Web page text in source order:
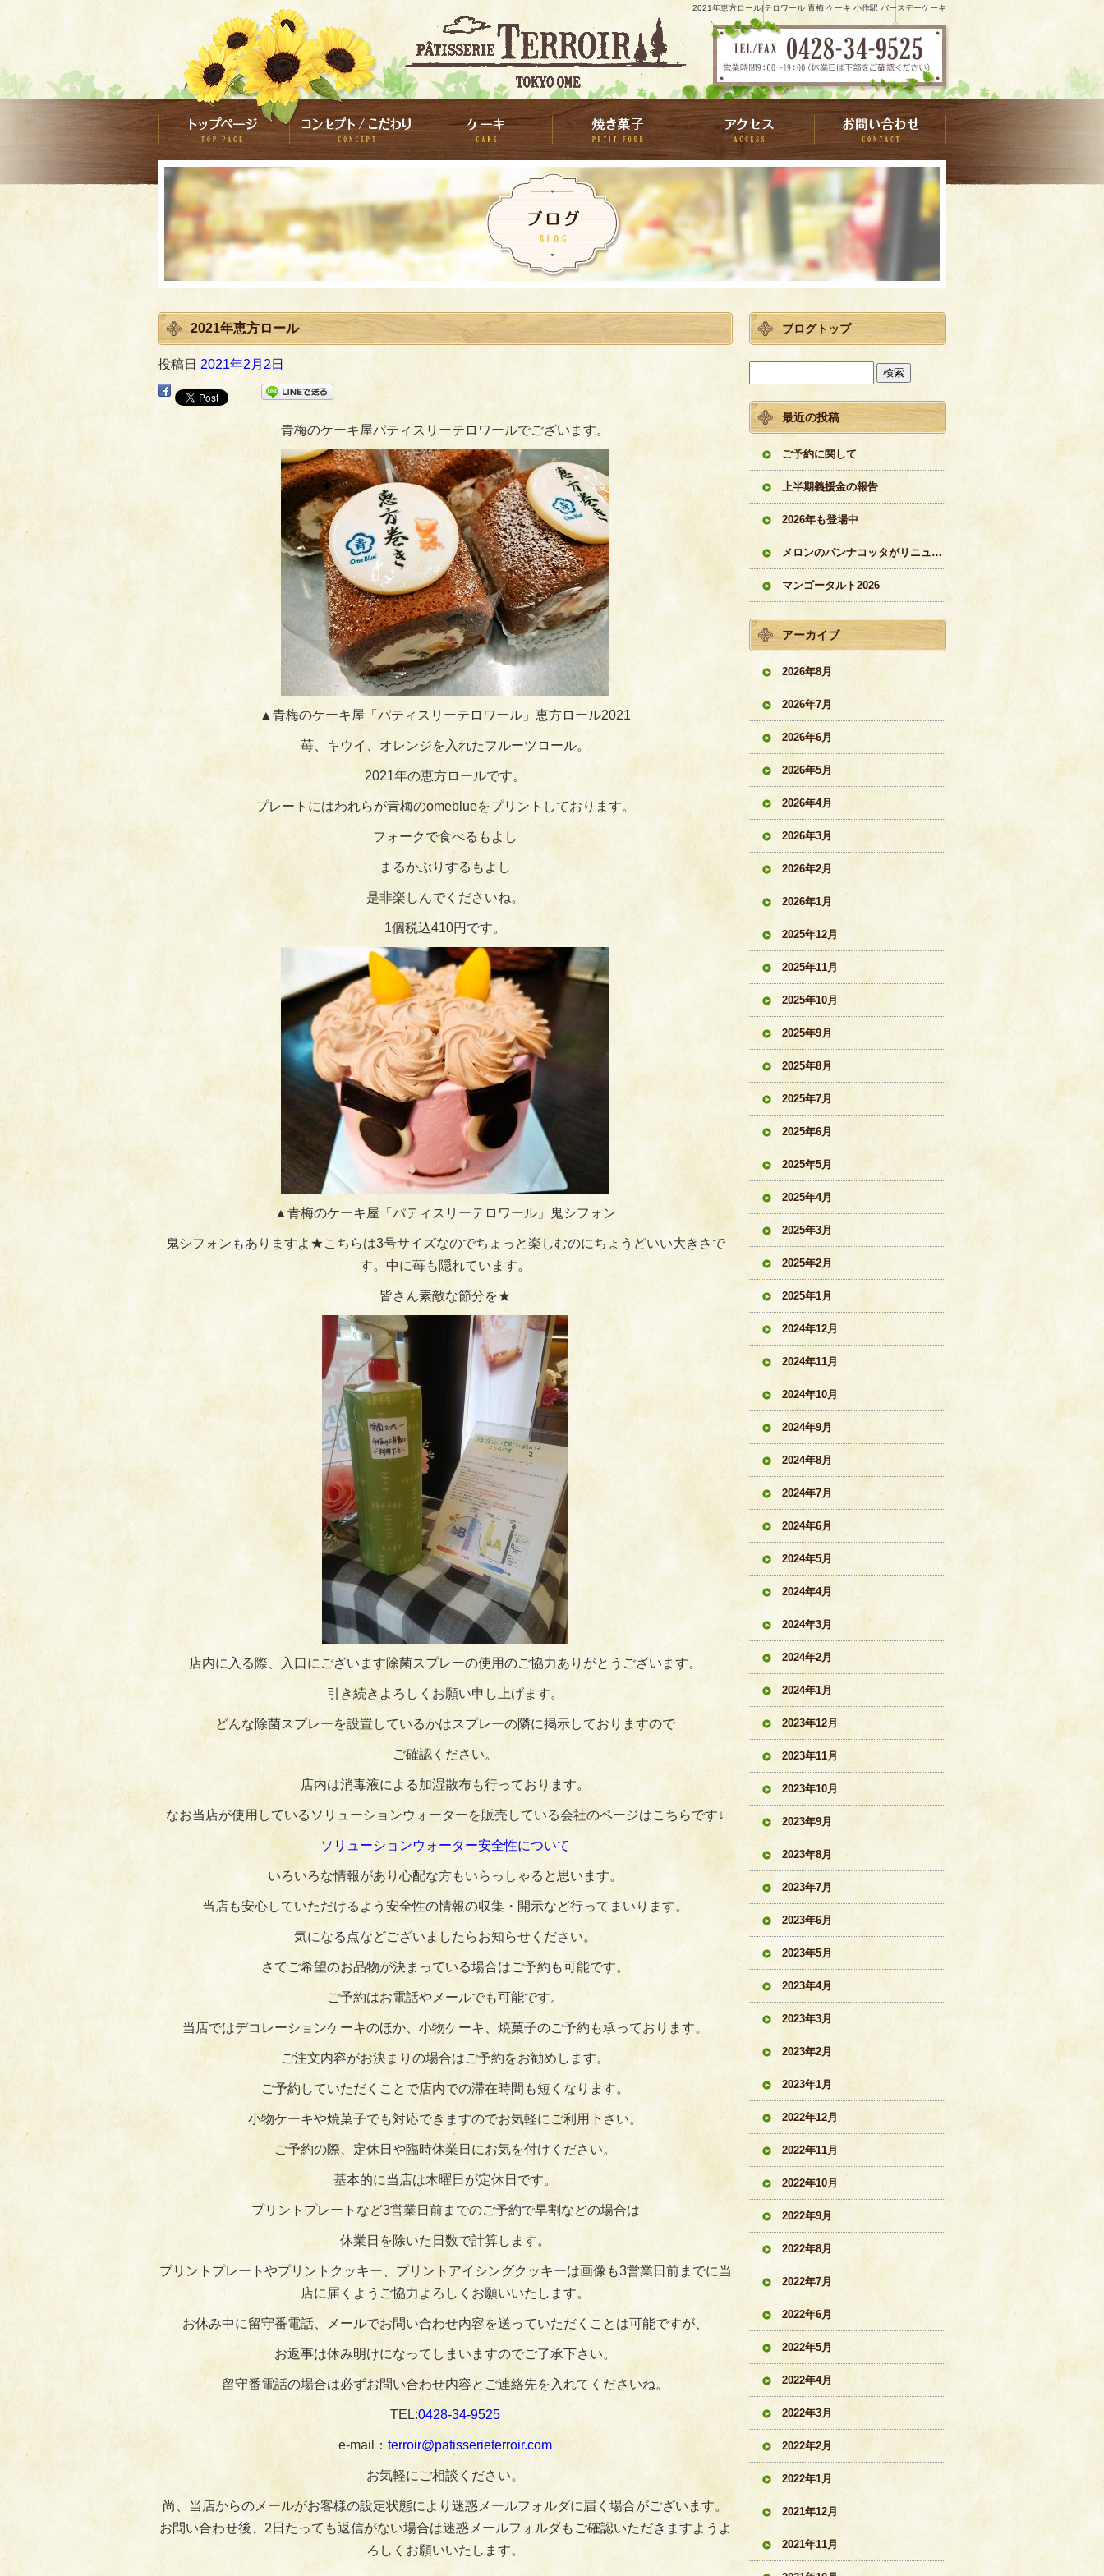
2021年恵方ロール|テロワール 青梅 ケーキ 小作駅 バースデーケーキ
2021年恵方ロール
投稿日 2021年2月2日
青梅のケーキ屋パティスリーテロワールでございます。
▲青梅のケーキ屋「パティスリーテロワール」恵方ロール2021
苺、キウイ、オレンジを入れたフルーツロール。
2021年の恵方ロールです。
プレートにはわれらが青梅のomeblueをプリントしております。
フォークで食べるもよし
まるかぶりするもよし
是非楽しんでくださいね。
1個税込410円です。
▲青梅のケーキ屋「パティスリーテロワール」鬼シフォン
鬼シフォンもありますよ★こちらは3号サイズなのでちょっと楽しむのにちょうどいい大きさで
す。中に苺も隠れています。
皆さん素敵な節分を★
店内に入る際、入口にございます除菌スプレーの使用のご協力ありがとうございます。
引き続きよろしくお願い申し上げます。
どんな除菌スプレーを設置しているかはスプレーの隣に掲示しておりますので
ご確認ください。
店内は消毒液による加湿散布も行っております。
なお当店が使用しているソリューションウォーターを販売している会社のページはこちらです↓
ソリューションウォーター安全性について
いろいろな情報があり心配な方もいらっしゃると思います。
当店も安心していただけるよう安全性の情報の収集・開示など行ってまいります。
気になる点などございましたらお知らせください。
さてご希望のお品物が決まっている場合はご予約も可能です。
ご予約はお電話やメールでも可能です。
当店ではデコレーションケーキのほか、小物ケーキ、焼菓子のご予約も承っております。
ご注文内容がお決まりの場合はご予約をお勧めします。
ご予約していただくことで店内での滞在時間も短くなります。
小物ケーキや焼菓子でも対応できますのでお気軽にご利用下さい。
ご予約の際、定休日や臨時休業日にお気を付けください。
基本的に当店は木曜日が定休日です。
プリントプレートなど3営業日前までのご予約で早割などの場合は
休業日を除いた日数で計算します。
プリントプレートやプリントクッキー、プリントアイシングクッキーは画像も3営業日前までに当
店に届くようご協力よろしくお願いいたします。
お休み中に留守番電話、メールでお問い合わせ内容を送っていただくことは可能ですが、
お返事は休み明けになってしまいますのでご了承下さい。
留守番電話の場合は必ずお問い合わせ内容とご連絡先を入れてくださいね。
TEL:0428‐34‐9525
e-mail： terroir@patisserieterroir.com
お気軽にご相談ください。
尚、当店からのメールがお客様の設定状態により迷惑メールフォルダに届く場合がございます。
お問い合わせ後、2日たっても返信がない場合は迷惑メールフォルダもご確認いただきますようよ
ろしくお願いいたします。
ブログトップ
最近の投稿
ご予約に関して
上半期義援金の報告
2026年も登場中
メロンのパンナコッタがリニューアル
マンゴータルト2026
アーカイブ
2026年8月
2026年7月
2026年6月
2026年5月
2026年4月
2026年3月
2026年2月
2026年1月
2025年12月
2025年11月
2025年10月
2025年9月
2025年8月
2025年7月
2025年6月
2025年5月
2025年4月
2025年3月
2025年2月
2025年1月
2024年12月
2024年11月
2024年10月
2024年9月
2024年8月
2024年7月
2024年6月
2024年5月
2024年4月
2024年3月
2024年2月
2024年1月
2023年12月
2023年11月
2023年10月
2023年9月
2023年8月
2023年7月
2023年6月
2023年5月
2023年4月
2023年3月
2023年2月
2023年1月
2022年12月
2022年11月
2022年10月
2022年9月
2022年8月
2022年7月
2022年6月
2022年5月
2022年4月
2022年3月
2022年2月
2022年1月
2021年12月
2021年11月